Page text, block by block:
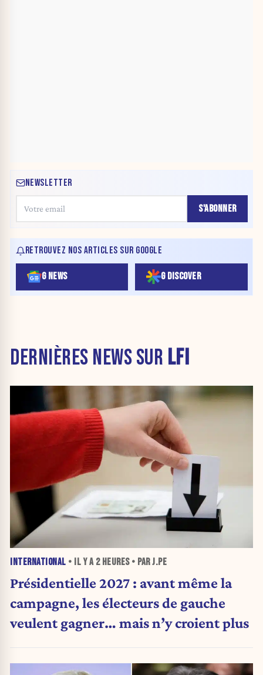
NEWSLETTER
S'ABONNER
RETROUVEZ NOS ARTICLES SUR GOOGLE
G NEWS G DISCOVER
DERNIÈRES NEWS SUR LFI
INTERNATIONAL • IL Y A 2 HEURES• PAR J.PE
Présidentielle 2027 : avant même la
campagne, les électeurs de gauche
veulent gagner… mais n’y croient plus